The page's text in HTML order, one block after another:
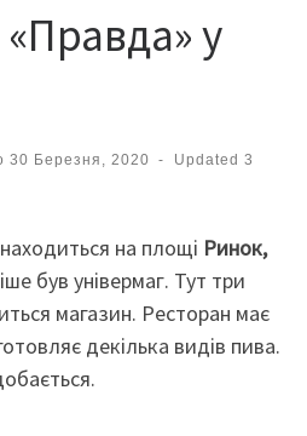
у
30 Березня, 2020 - Updated3
на площі Ринок,
був універмаг. Тут три
магазин. Ресторан має
декілька видів пива.